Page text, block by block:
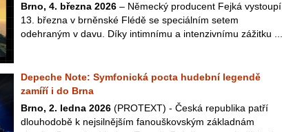
Brno, 4. března 2026 – Německý producent Fejká vystoupí
13. března v brněnské Flédě se speciálním setem
odehraným v davu. Díky intimnímu a intenzivnímu zážitku ...
Depeche Note: Symfonická pocta hudební legendě
zamíří i do Brna
Brno, 2. ledna 2026 (PROTEXT) - Česká republika patří
dlouhodobě k nejsilnějším fanouškovským základnám